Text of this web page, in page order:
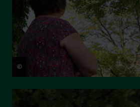
© Jasper Leonard